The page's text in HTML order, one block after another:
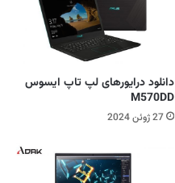
دانلود درایورهای لپ تاپ ایسوس
M570DD
27 ژوئن 2024